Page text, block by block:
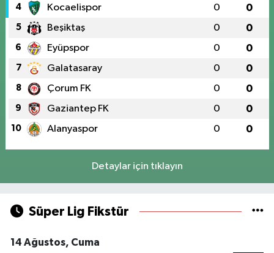
4 Kocaelispor 0 0
5 Beşiktaş 0 0
6 Eyüpspor 0 0
7 Galatasaray 0 0
8 Çorum FK 0 0
9 Gaziantep FK 0 0
10 Alanyaspor 0 0
Detaylar için tıklayın
Süper Lig Fikstür
14 Ağustos, Cuma